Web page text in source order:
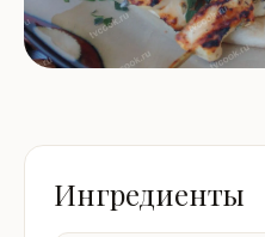
Ингредиенты